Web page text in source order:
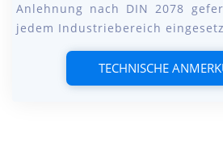
Anlehnung nach DIN 2078
jedem Industriebereich
TECHNISCHE